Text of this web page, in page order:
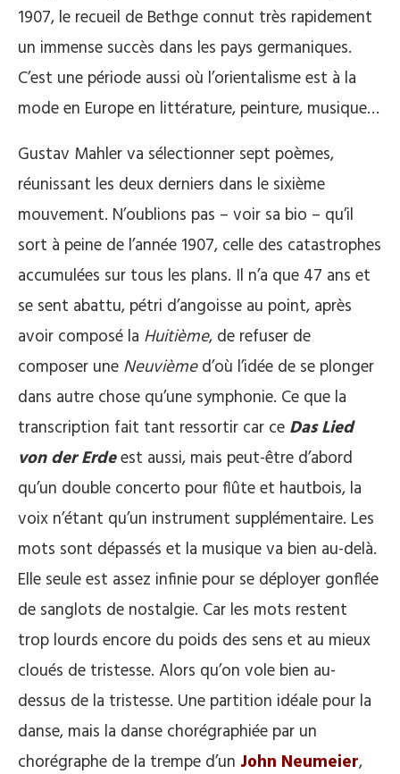
1907, le recueil de Bethge connut très rapidement
un immense succès dans les pays germaniques.
C’est une période aussi où l’orientalisme est à la
mode en Europe en littérature, peinture, musique…
Gustav Mahler va sélectionner sept poèmes,
réunissant les deux derniers dans le sixième
mouvement. N’oublions pas – voir sa bio – qu’il
sort à peine de l’année 1907, celle des catastrophes
accumulées sur tous les plans. Il n’a que 47 ans et
se sent abattu, pétri d’angoisse au point, après
avoir composé la Huitième, de refuser de
composer une Neuvièmed’où l’idée de se plonger
dans autre chose qu’une symphonie. Ce que la
transcription fait tant ressortir car ce Das Lied
von der Erdeest aussi, mais peut-être d’abord
qu’un double concerto pour flûte et hautbois, la
voix n’étant qu’un instrument supplémentaire. Les
mots sont dépassés et la musique va bien au-delà.
Elle seule est assez infinie pour se déployer gonflée
de sanglots de nostalgie. Car les mots restent
trop lourds encore du poids des sens et au mieux
cloués de tristesse. Alors qu’on vole bien au-
dessus de la tristesse. Une partition idéale pour la
danse, mais la danse chorégraphiée par un
chorégraphe de la trempe d’un John Neumeier,